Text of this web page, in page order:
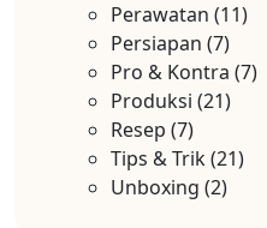
Perawatan (11)
Persiapan (7)
Pro & Kontra (7)
Produksi (21)
Resep (7)
Tips & Trik(21)
Unboxing (2)